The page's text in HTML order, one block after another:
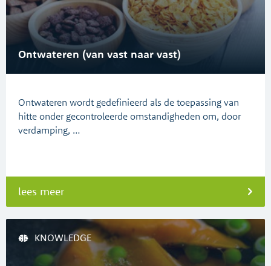
Ontwateren (van vast naar vast)
Ontwateren wordt gedefinieerd als de toepassing van
hitte onder gecontroleerde omstandigheden om, door
verdamping, …
lees meer
KNOWLEDGE